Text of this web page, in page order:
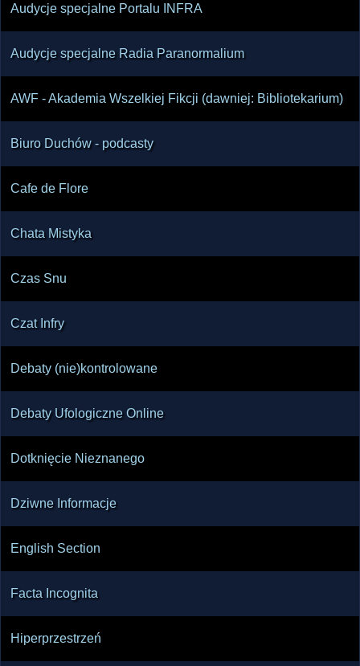
Audycje specjalne Portalu INFRA
Audycje specjalne Radia Paranormalium
AWF - Akademia Wszelkiej Fikcji (dawniej: Bibliotekarium)
Biuro Duchów - podcasty
Cafe de Flore
Chata Mistyka
Czas Snu
Czat Infry
Debaty (nie)kontrolowane
Debaty Ufologiczne Online
Dotknięcie Nieznanego
Dziwne Informacje
English Section
Facta Incognita
Hiperprzestrzeń